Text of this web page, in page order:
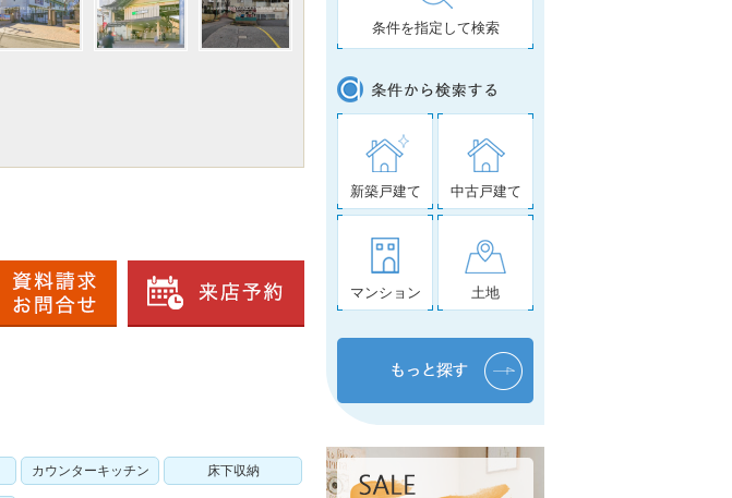
カウンターキッチン 床下収納
条件を指定して検索
新築戸建て 中古戸建て
マンション 土地